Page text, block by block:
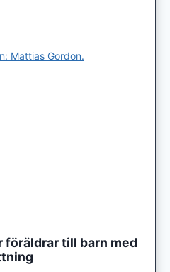
föräldrar till barn med